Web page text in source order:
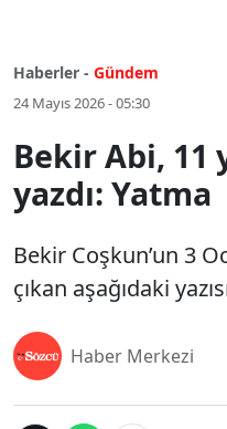
Haberler - Gündem
24 Mayıs 2026 - 05:30
Bekir Abi, 11
yazdı: Yatma
Bekir Coşkun’un 3
çıkan aşağıdaki
Haber Merkezi